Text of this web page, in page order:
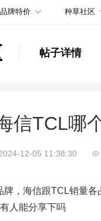
品牌特价 种草社区
帖子详情
信TCL哪
12-05 11:38:30
海信跟TCL销量各
人能分享下吗